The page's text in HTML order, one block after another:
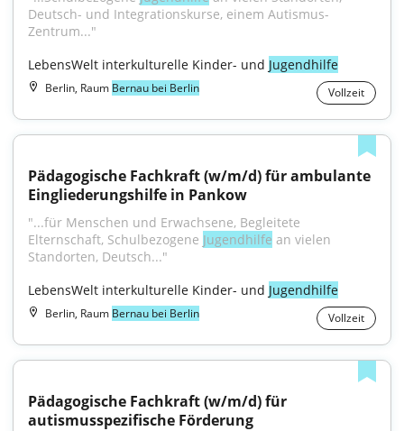
Deutsch- und Integrationskurse, einem Autismus-
Zentrum..."
LebensWelt interkulturelle Kinder- und Jugendhilfe
Berlin, Raum Bernau bei Berlin Vollzeit
Pädagogische Fachkraft (w/m/d) für ambulante
Eingliederungshilfe in Pankow
"...für Menschen und Erwachsene, Begleitete
Elternschaft, Schulbezogene Jugendhilfe an vielen
Standorten, Deutsch..."
LebensWelt interkulturelle Kinder- und Jugendhilfe
Berlin, Raum Bernau bei Berlin Vollzeit
Pädagogische Fachkraft (w/m/d) für
autismusspezifische Förderung